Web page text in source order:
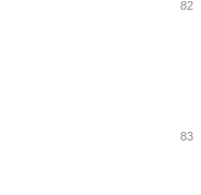
82
83